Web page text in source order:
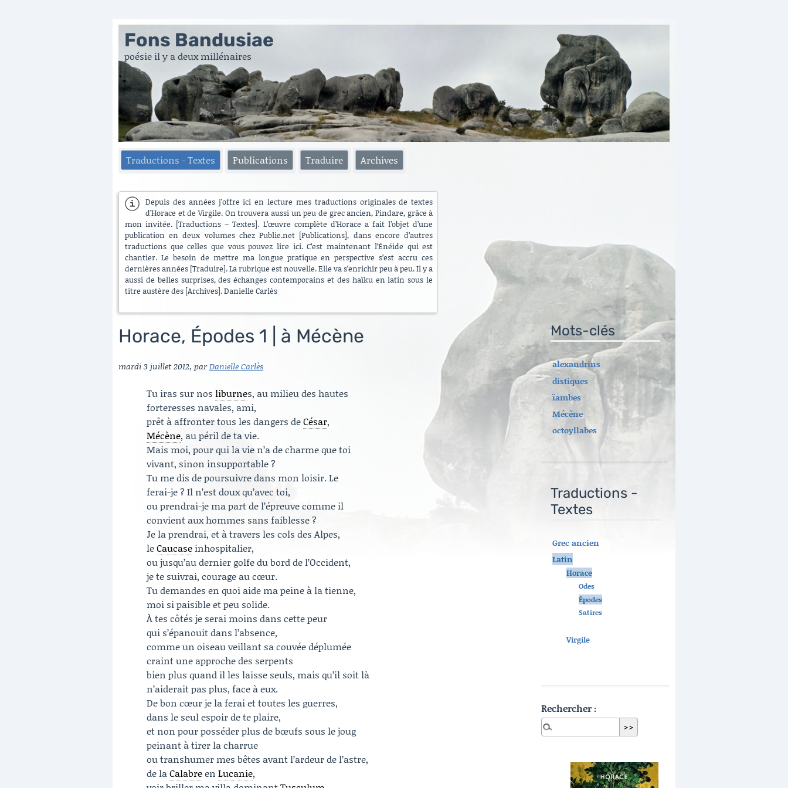
Fons Bandusiae
poésie il y a deux millénaires
Traductions - Textes Publications Traduire Archives
Depuis des années j’offre ici en lecture mes traductions originales de textes
d’Horace et de Virgile. On trouvera aussi un peu de grec ancien, Pindare, grâce à
mon invitée. [Traductions – Textes]. L’œuvre complète d’Horace a fait l’objet d’une
publication en deux volumes chez Publie.net [Publications], dans encore d’autres
traductions que celles que vous pouvez lire ici. C’est maintenant l’Énéide qui est
chantier. Le besoin de mettre ma longue pratique en perspective s’est accru ces
dernières années [Traduire]. La rubrique est nouvelle. Elle va s’enrichir peu à peu. Il y a
aussi de belles surprises, des échanges contemporains et des haïku en latin sous le
titre austère des [Archives]. Danielle Carlès
Horace, Épodes 1 | à Mécène
mardi 3 juillet 2012, parDanielle Carlès
Tu iras sur nos liburnes, au milieu des hautes
forteresses navales, ami,
prêt à affronter tous les dangers deCésar,
Mécène, au péril de ta vie.
Mais moi, pour qui la vie n’a de charme que toi
vivant, sinon insupportable ?
Tu me dis de poursuivre dans mon loisir. Le
ferai-je ? Il n’est doux qu’avec toi,
ou prendrai-je ma part de l’épreuve comme il
convient aux hommes sans faiblesse ?
Je la prendrai, et à travers les cols des Alpes,
leCaucase inhospitalier,
ou jusqu’au dernier golfe du bord de l’Occident,
je te suivrai, courage au cœur.
Tu demandes en quoi aide ma peine à la tienne,
moi si paisible et peu solide.
À tes côtés je serai moins dans cette peur
qui s’épanouit dans l’absence,
comme un oiseau veillant sa couvée déplumée
craint une approche des serpents
bien plus quand il les laisse seuls, mais qu’il soit là
n’aiderait pas plus, face à eux.
De bon cœur je la ferai et toutes les guerres,
dans le seul espoir de te plaire,
et non pour posséder plus de bœufs sous le joug
peinant à tirer la charrue
ou transhumer mes bêtes avant l’ardeur de l’astre,
de laCalabreen Lucanie,
Mots-clés
alexandrins
distiques
ïambes
Mécène
octoyllabes
Traductions -
Textes
Grec ancien
Latin
Horace
Odes
Épodes
Satires
Virgile
Rechercher :
Dernières publications